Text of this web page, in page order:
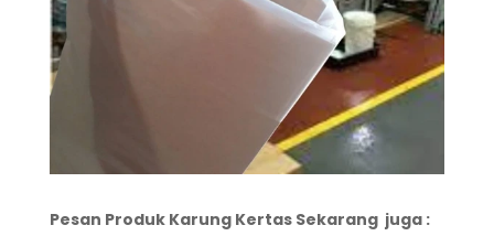
Pesan Produk Karung Kertas Sekarang juga :